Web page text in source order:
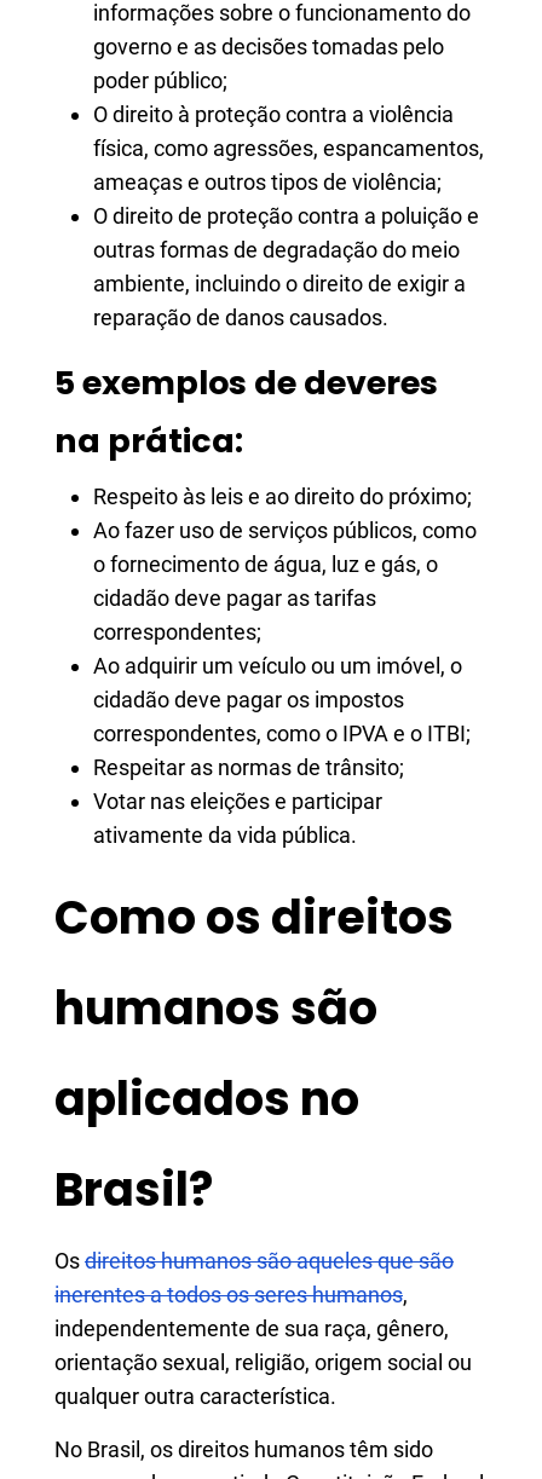
informações sobre o funcionamento do
governo e as decisões tomadas pelo
poder público;
O direito à proteção contra a violência
física, como agressões, espancamentos,
ameaças e outros tipos de violência;
O direito de proteção contra a poluição e
outras formas de degradação do meio
ambiente, incluindo o direito de exigir a
reparação de danos causados.
5 exemplos de deveres
na prática:
Respeito às leis e ao direito do próximo;
Ao fazer uso de serviços públicos, como
o fornecimento de água, luz e gás, o
cidadão deve pagar as tarifas
correspondentes;
Ao adquirir um veículo ou um imóvel, o
cidadão deve pagar os impostos
correspondentes, como o IPVA e o ITBI;
Respeitar as normas de trânsito;
Votar nas eleições e participar
ativamente da vida pública.
Como os direitos
humanos são
aplicados no
Brasil?
Osdireitos humanos são aqueles que são
inerentes a todos os seres humanos,
independentemente de sua raça, gênero,
orientação sexual, religião, origem social ou
qualquer outra característica.
No Brasil, os direitos humanos têm sido